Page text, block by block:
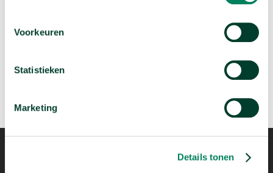
Voorkeuren
Statistieken
Marketing
Details tonen
Bekijk deze video arrow_forward